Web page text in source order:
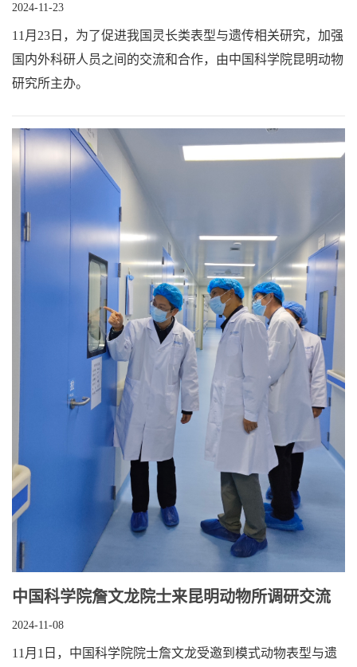
2024-11-23
11月23日，为了促进我国灵长类表型与遗传相关研究，加强
国内外科研人员之间的交流和合作，由中国科学院昆明动物
研究所主办。
中国科学院詹文龙院士来昆明动物所调研交流
2024-11-08
11月1日，中国科学院院士詹文龙受邀到模式动物表型与遗